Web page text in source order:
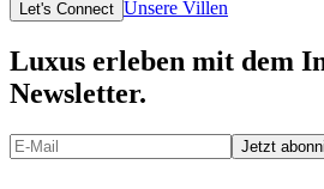
Let's Connect Unsere Villen
Luxus erleben mit dem
Newsletter.
Jetzt